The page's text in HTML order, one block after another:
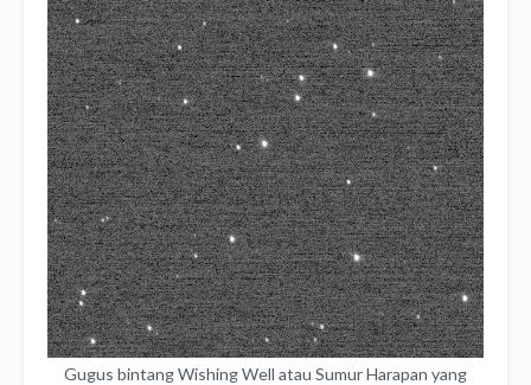
Gugus bintang Wishing Well atau Sumur Harapan yang